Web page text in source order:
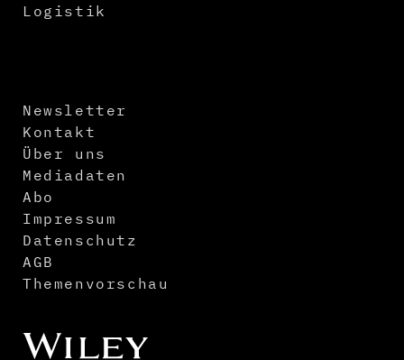
Logistik
Newsletter
Kontakt
Über uns
Mediadaten
Abo
Impressum
Datenschutz
AGB
Themenvorschau